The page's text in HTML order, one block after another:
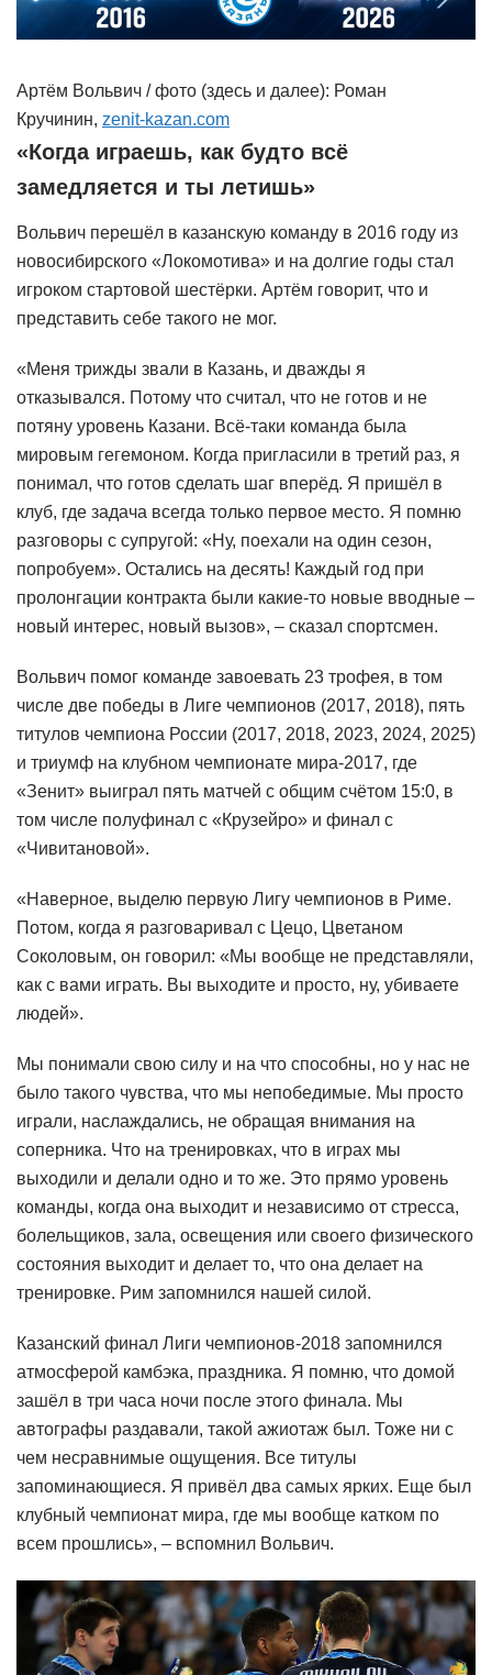
Артём Вольвич / фото (здесь и далее): Роман
Кручинин, zenit-kazan.com
«Когда играешь, как будто всё
замедляется и ты летишь»
Вольвич перешёл в казанскую команду в 2016 году из
новосибирского «Локомотива» и на долгие годы стал
игроком стартовой шестёрки. Артём говорит, что и
представить себе такого не мог.
«Меня трижды звали в Казань, и дважды я
отказывался. Потому что считал, что не готов и не
потяну уровень Казани. Всё-таки команда была
мировым гегемоном. Когда пригласили в третий раз, я
понимал, что готов сделать шаг вперёд. Я пришёл в
клуб, где задача всегда только первое место. Я помню
разговоры с супругой: «Ну, поехали на один сезон,
попробуем». Остались на десять! Каждый год при
пролонгации контракта были какие-то новые вводные –
новый интерес, новый вызов», – сказал спортсмен.
Вольвич помог команде завоевать 23 трофея, в том
числе две победы в Лиге чемпионов (2017, 2018), пять
титулов чемпиона России (2017, 2018, 2023, 2024, 2025)
и триумф на клубном чемпионате мира-2017, где
«Зенит» выиграл пять матчей с общим счётом 15:0, в
том числе полуфинал с «Крузейро» и финал с
«Чивитановой».
«Наверное, выделю первую Лигу чемпионов в Риме.
Потом, когда я разговаривал с Цецо, Цветаном
Соколовым, он говорил: «Мы вообще не представляли,
как с вами играть. Вы выходите и просто, ну, убиваете
людей».
Мы понимали свою силу и на что способны, но у нас не
было такого чувства, что мы непобедимые. Мы просто
играли, наслаждались, не обращая внимания на
соперника. Что на тренировках, что в играх мы
выходили и делали одно и то же. Это прямо уровень
команды, когда она выходит и независимо от стресса,
болельщиков, зала, освещения или своего физического
состояния выходит и делает то, что она делает на
тренировке. Рим запомнился нашей силой.
Казанский финал Лиги чемпионов-2018 запомнился
атмосферой камбэка, праздника. Я помню, что домой
зашёл в три часа ночи после этого финала. Мы
автографы раздавали, такой ажиотаж был. Тоже ни с
чем несравнимые ощущения. Все титулы
запоминающиеся. Я привёл два самых ярких. Еще был
клубный чемпионат мира, где мы вообще катком по
всем прошлись», – вспомнил Вольвич.